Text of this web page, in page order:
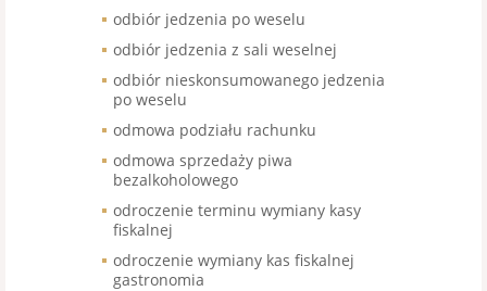
odbiór jedzenia po weselu
odbiór jedzenia z sali weselnej
odbiór nieskonsumowanego jedzenia
po weselu
odmowa podziału rachunku
odmowa sprzedaży piwa
bezalkoholowego
odroczenie terminu wymiany kasy
fiskalnej
odroczenie wymiany kas fiskalnej
gastronomia